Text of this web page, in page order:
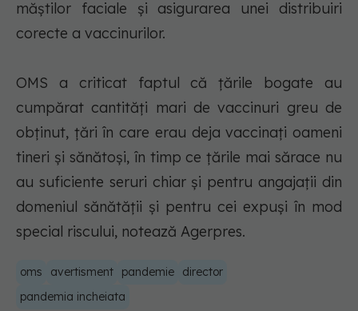
măştilor faciale şi asigurarea unei distribuiri
corecte a vaccinurilor.
OMS a criticat faptul că ţările bogate au
cumpărat cantităţi mari de vaccinuri greu de
obţinut, ţări în care erau deja vaccinaţi oameni
tineri şi sănătoşi, în timp ce ţările mai sărace nu
au suficiente seruri chiar şi pentru angajaţii din
domeniul sănătăţii şi pentru cei expuşi în mod
special riscului, notează Agerpres.
oms avertisment pandemie
director
pandemia incheiata